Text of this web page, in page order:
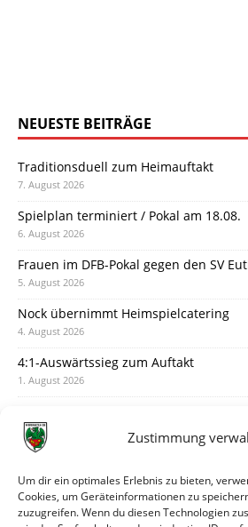
Zustimmung
Um dir ein optimales Erlebnis zu bieten,
Cookies, um Geräteinformationen zu
zuzugreifen. Wenn du diesen Technologien
NEUESTE BEITRÄGE
Traditionsduell zum Heimauftakt
7. August 2026
Spielplan terminiert / Pokal am 18.08.
6. August 2026
Frauen im DFB-Pokal gegen den SV
5. August 2026
Nock übernimmt Heimspielcatering
4. August 2026
4:1-Auswärtssieg zum Auftakt
1. August 2026
31. Juli 2026
30. Juli 2026
Deine Spielminute: 89+1